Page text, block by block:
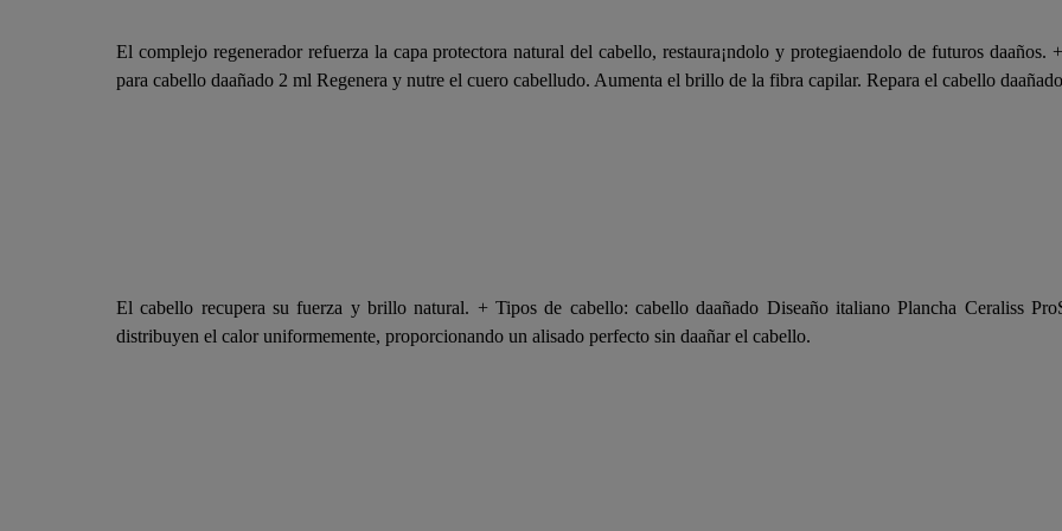
El complejo regenerador refuerza la capa protectora natural del cabello, restaura¡ndolo y protegiaendolo de futuros
para cabello daañado 2 ml Regenera y nutre el cuero cabelludo. Aumenta el brillo de la fibra capilar. Repara el cabello
El cabello recupera su fuerza y brillo natural. + Tipos de cabello: cabello daañado Diseaño italiano Plancha Ceraliss
distribuyen el calor uniformemente, proporcionando un alisado perfecto sin daañar el cabello.